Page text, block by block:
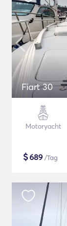
Fiart 30
Motoryacht
$689 /Tag